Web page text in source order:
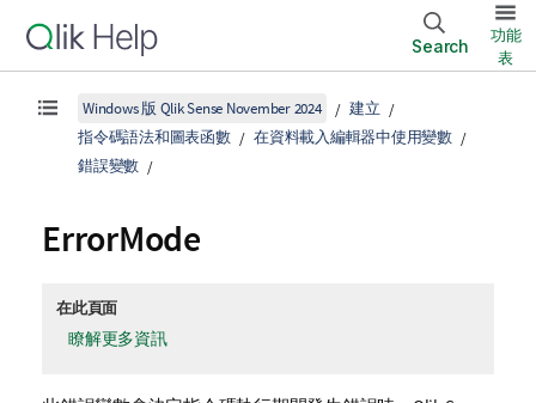
Search
功能
表
Windows 版 Qlik Sense November 2024
建立
指令碼語法和圖表函數
在資料載入編輯器中使用變數
錯誤變數
ErrorMode
在此頁面
瞭解更多資訊